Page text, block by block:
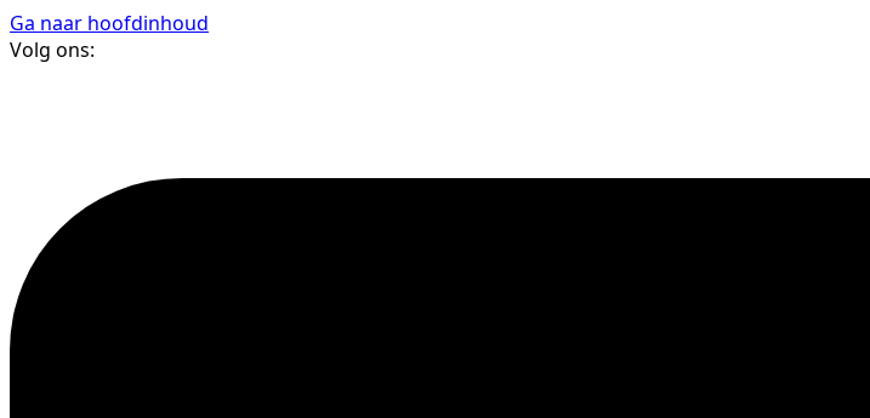
Ga naar hoofdinhoud
Volg ons: